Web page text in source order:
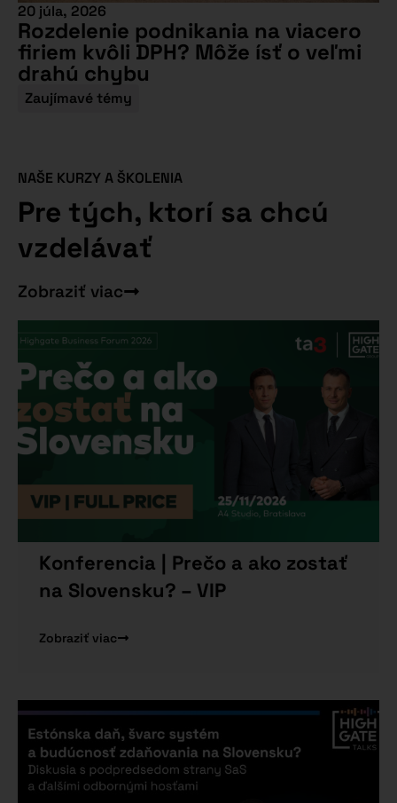
20 júla, 2026
Rozdelenie podnikania na viacero
firiem kvôli DPH? Môže ísť o veľmi
drahú chybu
Zaujímavé témy
NAŠE KURZY A ŠKOLENIA
Pre tých, ktorí sa chcú
vzdelávať
Zobraziť viac
Konferencia | Prečo a ako zostať
na Slovensku? – VIP
Zobraziť viac